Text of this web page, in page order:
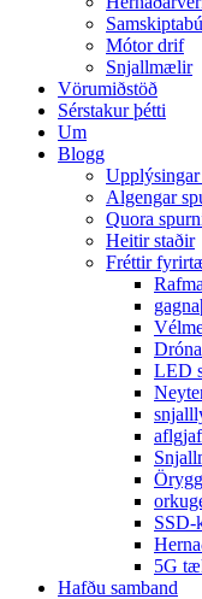
Mótor drif
Snjallmælir
Vörumiðstöð
Sérstakur þétti
Um
Blogg
Algengar
Quora
Heitir staðir
Fréttir
LED
SSD-
5G
Hafðu samband